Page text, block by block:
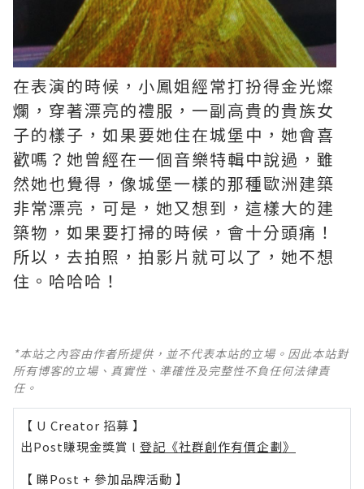
在表演的時候，小鳳姐經常打扮得金光燦
爛，穿著漂亮的禮服，一副高貴的貴族女
子的樣子，如果要她住在城堡中，她會喜
歡嗎？她曾經在一個音樂特輯中說過，雖
然她也覺得，像城堡一樣的那種歐洲建築
非常漂亮，可是，她又想到，這樣大的建
築物，如果要打掃的時候，會十分頭痛！
所以，去拍照，拍影片就可以了，她不想
住。哈哈哈！
*本站之內容由作者所提供，並不代表本站的立場。因此本站對
所有博客的立場、真實性、準確性及完整性不負任何法律責
任。
【 U Creator 招募 】
出Post賺現金獎賞 l 登記《社群創作有價企劃》
【 睇Post + 參加品牌活動 】